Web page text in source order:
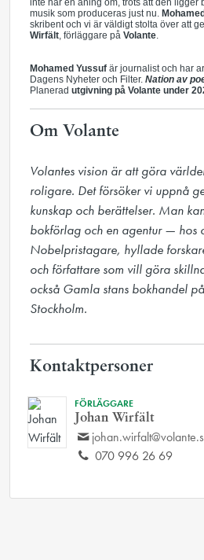
inte har en aning om, trots att den ligger
musik som produceras just nu.
skribent och vi är väldigt stolta över att
Wirfält, förläggare på Volante.
Mohamed Yussuf är journalist och har
Dagens Nyheter och Filter. Nation av
Planerad utgivning på Volante under
Om Volante
Volantes vision är att göra
roligare. Det försöker vi uppnå
kunskap och berättelser. Man
bokförlag och en agentur — hos
Nobelpristagare, hyllade
och författare som vill göra
också Gamla stans bokhandel
Stockholm.
Kontaktpersoner
FÖRLÄGGARE
Johan Wirfält
070 996 26 69